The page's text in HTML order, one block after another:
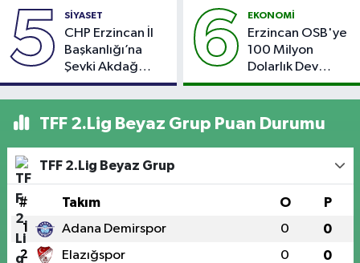
2 Kişi Yaralandı
5 SİYASET
CHP Erzincan İl
Başkanlığı’na
Şevki Akdağ
Atandı!
6 EKONOMİ
Erzincan OSB'ye
100 Milyon
Dolarlık Dev
Yatırım: Bin Kişiye
İstihdam
Hedefleniyor
TFF 2.Lig Beyaz Grup Puan Durumu
TFF 2.Lig Beyaz Grup
# Takım O P
1 Adana Demirspor 0 0
2 Elazığspor 0 0